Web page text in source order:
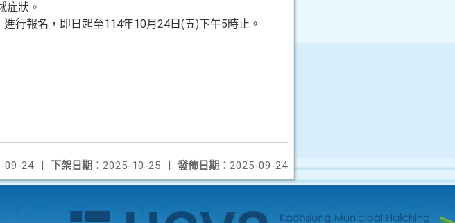
症狀。
行報名，即日起至114年10月24日(五)下午5時止。
發佈日期： 2025-09-24
下架日期： 2025-10-25 |
09-24 |